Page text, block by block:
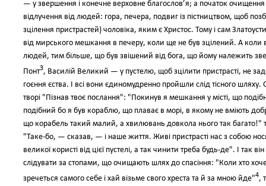
— у звершення і конечне верховне благослов’я; а початок очищення
відлучення від людей: гора, печера, подвиг із пістництвом, щоб
зцілення пристрастей) чоловіка, яким є Христос. Тому і сам
від мирського мешкання в печеру, коли ще не був зцілений. А коли
людей, тим більше, що був звішений від бога, що йому належить
Понт3, Василій Великий — у пустелю, щоб зцілити пристрасті, не
гоєння єства. І всі вони єдиномудренно пройшли слід тісного
творі "Пізнав твоє послання": "Покинув я мешкання у місті, що
подібний бо я був кораблю, що плаває в морі, в якому не вміють
що корабель такий малий, а хвилювань довкола нього так
"Таке-бо, — сказав, — і наше життя. Живі пристрасті нас з собою
великої користі від цієї пустелі, а так чинити треба будь-де". І так
слідувати за стопами, що очищають шлях до спасіння: "Коли хто
зречеться самого себе і хай візьме свого хреста та й за мною йде"4,